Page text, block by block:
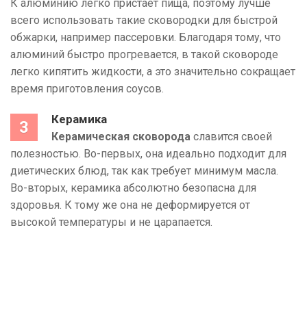
К алюминию легко пристает пища, поэтому лучше
всего использовать такие сковородки для быстрой
обжарки, например пассеровки. Благодаря тому, что
алюминий быстро прогревается, в такой сковороде
легко кипятить жидкости, а это значительно сокращает
время приготовления соусов.
Керамика
Керамическая сковорода славится своей
полезностью. Во-первых, она идеально подходит для
диетических блюд, так как требует минимум масла.
Во-вторых, керамика абсолютно безопасна для
здоровья. К тому же она не деформируется от
высокой температуры и не царапается.